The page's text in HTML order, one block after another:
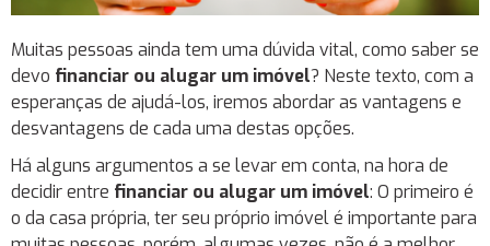
Muitas pessoas ainda tem uma dúvida vital, como saber se
devo financiar ou alugar um imóvel? Neste texto, com a
esperanças de ajudá-los, iremos abordar as vantagens e
desvantagens de cada uma destas opções.
Há alguns argumentos a se levar em conta, na hora de
decidir entre financiar ou alugar um imóvel: O primeiro é
o da casa própria, ter seu próprio imóvel é importante para